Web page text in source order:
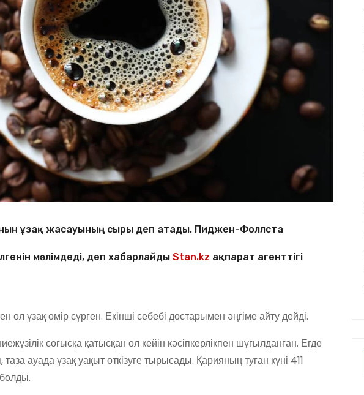
ұзақ жасауының сыры деп атады. Пиджен-Фоллста
мәлімдеді, деп хабарлайды Stan.kz ақпарат агенттігі
ол ұзақ өмір сүрген. Екінші себебі достарымен әңгіме айту дейді.
соғысқа қатысқан ол кейін кәсіпкерлікпен шұғылданған. Егде
ауада ұзақ уақыт өткізуге тырысады. Қарияның туған күні 411